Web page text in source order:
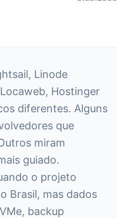
Linode
Hostinger
diferentes. Alguns
que
miram
guiado.
o projeto
Brasil, mas dados
backup